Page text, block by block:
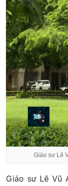
Giáo sư Lê
Giáo sư Lê Vũ